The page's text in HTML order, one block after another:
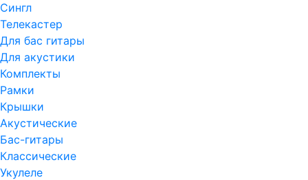
Сингл
Телекастер
Для бас гитары
Для акустики
Комплекты
Рамки
Крышки
Акустические
Бас-гитары
Классические
Укулеле